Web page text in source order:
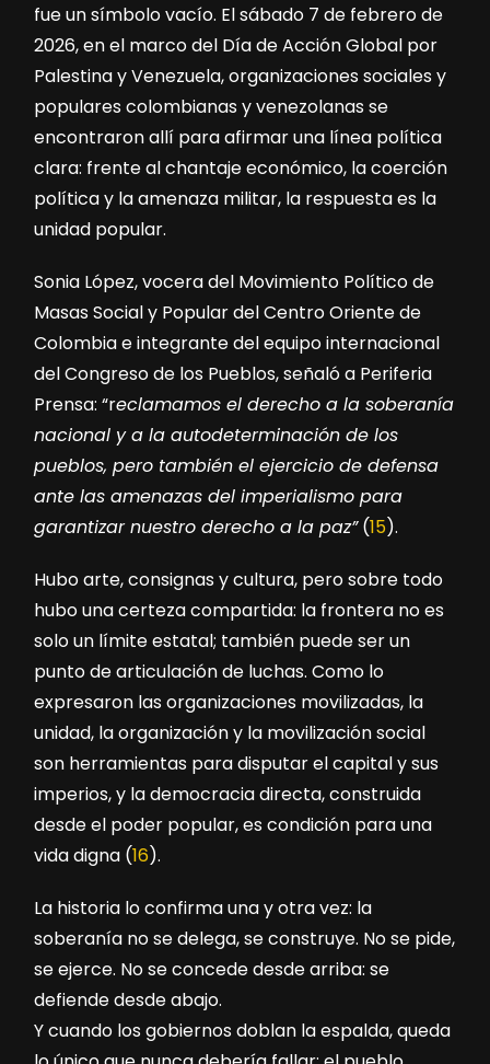
fue un símbolo vacío. El sábado 7 de febrero de
2026, en el marco del Día de Acción Global por
Palestina y Venezuela, organizaciones sociales y
populares colombianas y venezolanas se
encontraron allí para afirmar una línea política
clara: frente al chantaje económico, la coerción
política y la amenaza militar, la respuesta es la
unidad popular.
Sonia López, vocera del Movimiento Político de
Masas Social y Popular del Centro Oriente de
Colombia e integrante del equipo internacional
del Congreso de los Pueblos, señaló a Periferia
Prensa: “reclamamos el derecho a la soberanía
nacional y a la autodeterminación de los
pueblos, pero también el ejercicio de defensa
ante las amenazas del imperialismo para
garantizar nuestro derecho a la paz”(15).
Hubo arte, consignas y cultura, pero sobre todo
hubo una certeza compartida: la frontera no es
solo un límite estatal; también puede ser un
punto de articulación de luchas. Como lo
expresaron las organizaciones movilizadas, la
unidad, la organización y la movilización social
son herramientas para disputar el capital y sus
imperios, y la democracia directa, construida
desde el poder popular, es condición para una
vida digna (16).
La historia lo confirma una y otra vez: la
soberanía no se delega, se construye. No se pide,
se ejerce. No se concede desde arriba: se
defiende desde abajo.
Y cuando los gobiernos doblan la espalda, queda